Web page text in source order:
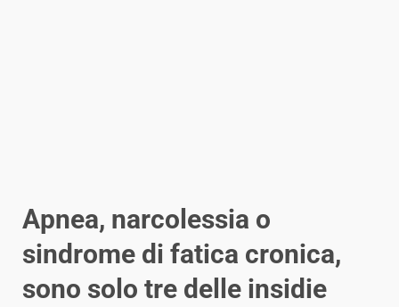
Apnea, narcolessia o
sindrome di fatica cronica,
sono solo tre delle insidie